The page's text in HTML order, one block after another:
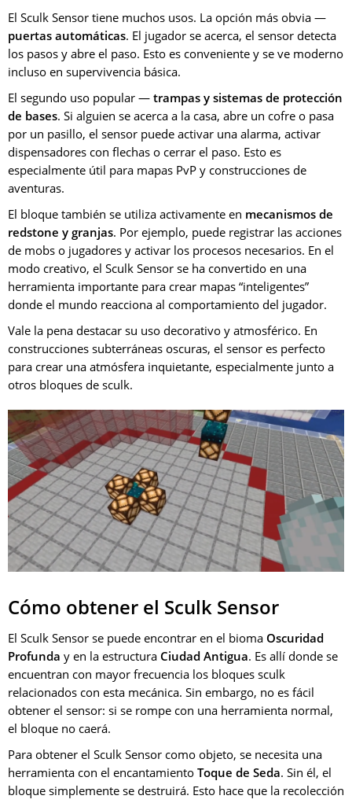
El Sculk Sensor tiene muchos usos. La opción más obvia —
puertas automáticas. El jugador se acerca, el sensor detecta
los pasos y abre el paso. Esto es conveniente y se ve moderno
incluso en supervivencia básica.
El segundo uso popular — trampas y sistemas de protección
de bases. Si alguien se acerca a la casa, abre un cofre o pasa
por un pasillo, el sensor puede activar una alarma, activar
dispensadores con flechas o cerrar el paso. Esto es
especialmente útil para mapas PvP y construcciones de
aventuras.
El bloque también se utiliza activamente en mecanismos de
redstone y granjas. Por ejemplo, puede registrar las acciones
de mobs o jugadores y activar los procesos necesarios. En el
modo creativo, el Sculk Sensor se ha convertido en una
herramienta importante para crear mapas “inteligentes”
donde el mundo reacciona al comportamiento del jugador.
Vale la pena destacar su uso decorativo y atmosférico. En
construcciones subterráneas oscuras, el sensor es perfecto
para crear una atmósfera inquietante, especialmente junto a
otros bloques de sculk.
Cómo obtener el Sculk Sensor
El Sculk Sensor se puede encontrar en el bioma Oscuridad
Profunda y en la estructura Ciudad Antigua. Es allí donde se
encuentran con mayor frecuencia los bloques sculk
relacionados con esta mecánica. Sin embargo, no es fácil
obtener el sensor: si se rompe con una herramienta normal,
el bloque no caerá.
Para obtener el Sculk Sensor como objeto, se necesita una
herramienta con el encantamiento Toque de Seda. Sin él, el
bloque simplemente se destruirá. Esto hace que la recolección